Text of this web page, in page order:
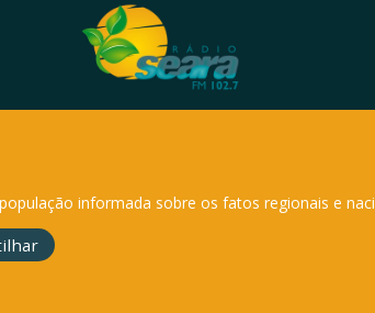
informada sobre os fatos regionais e